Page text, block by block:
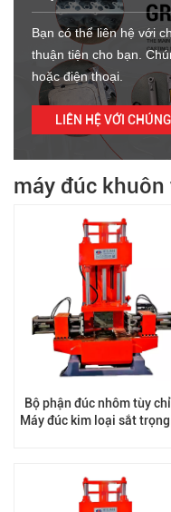
Bạn có thể liên hệ với
thuận tiện cho bạn.
hoặc điện thoại.
LIÊN HỆ VỚI CHÚNG
máy đúc
Bộ phận đúc nhôm tùy
Máy đúc kim loại sắt